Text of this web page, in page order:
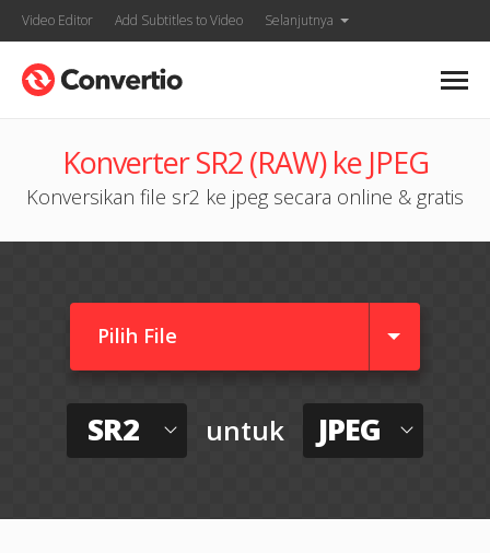
Video Editor Add Subtitles to Video Selanjutnya
Konverter SR2 (RAW) ke JPEG
Konversikan file sr2 ke jpeg secara online & gratis
Pilih File
SR2 untuk JPEG